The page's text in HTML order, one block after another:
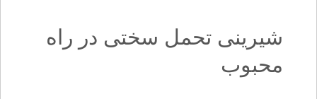
شیرینی تحمل سختی در راه
محبوب